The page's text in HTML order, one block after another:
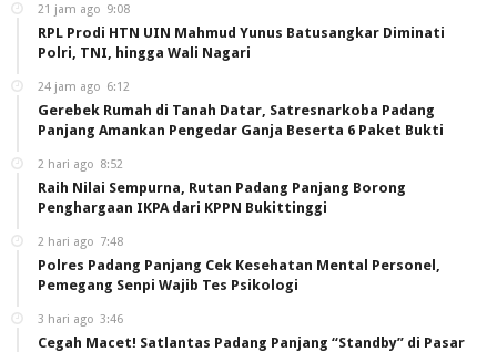
21 jam ago 9:08
RPL Prodi HTN UIN Mahmud Yunus Batusangkar Diminati
Polri, TNI, hingga Wali Nagari
24 jam ago 6:12
Gerebek Rumah di Tanah Datar, Satresnarkoba Padang
Panjang Amankan Pengedar Ganja Beserta 6 Paket Bukti
2 hari ago 8:52
Raih Nilai Sempurna, Rutan Padang Panjang Borong
Penghargaan IKPA dari KPPN Bukittinggi
2 hari ago 7:48
Polres Padang Panjang Cek Kesehatan Mental Personel,
Pemegang Senpi Wajib Tes Psikologi
3 hari ago 3:46
Cegah Macet! Satlantas Padang Panjang “Standby” di Pasar